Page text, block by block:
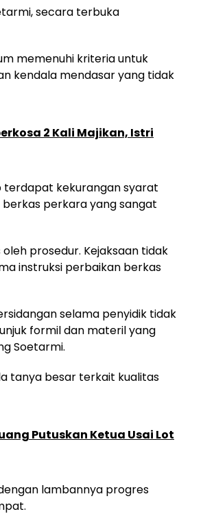
secara terbuka
memenuhi kriteria untuk
kendala mendasar yang tidak
2 Kali Majikan, Istri
terdapat kekurangan syarat
perkara yang sangat
prosedur. Kejaksaan tidak
instruksi perbaikan berkas
selama penyidik tidak
formil dan materil yang
Soetarmi.
tanya besar terkait kualitas
Putuskan Ketua Usai Lot
lambannya progres